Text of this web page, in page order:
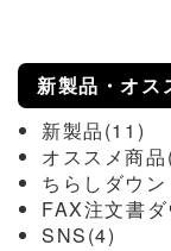
新製品・オス
新製品(11)
オススメ商
ちらしダウ
FAX注文書
SNS(4)